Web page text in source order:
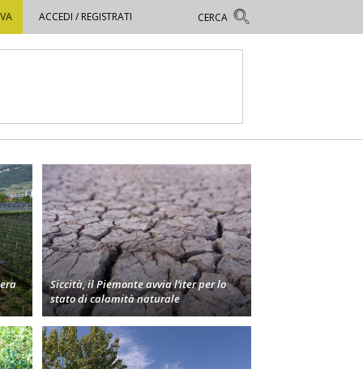
ACCEDI / REGISTRATI
Siccità, il Piemonte avvia l’iter per lo
stato di calamità naturale